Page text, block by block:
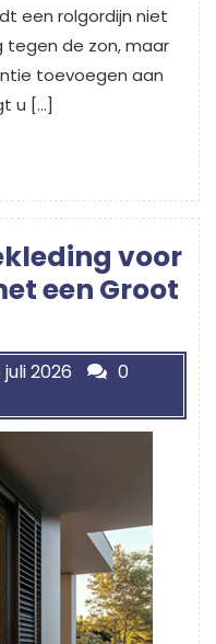
een rolgordijn niet
tegen de zon, maar
toevoegen aan
u […]
voor
een Groot
juli 2026
0